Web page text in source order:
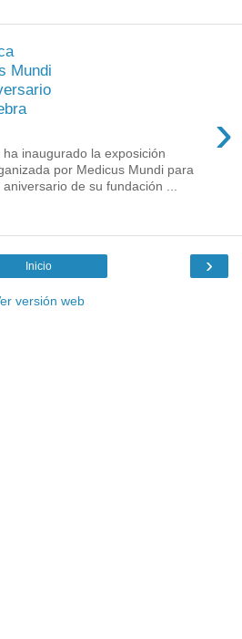
Mundi
›
ha inaugurado la exposición
por Medicus Mundi para
de su fundación ...
›
Inicio
versión web